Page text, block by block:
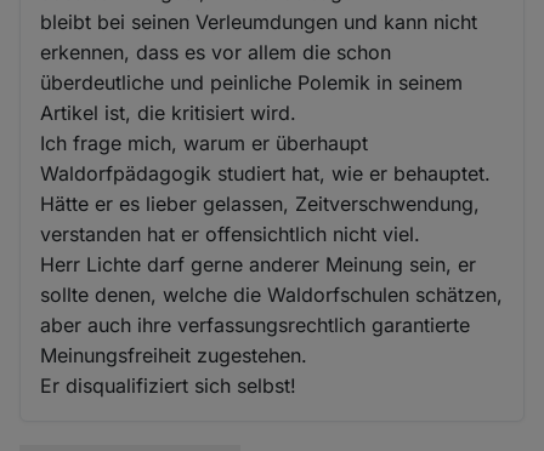
bleibt bei seinen Verleumdungen und kann nicht
erkennen, dass es vor allem die schon
überdeutliche und peinliche Polemik in seinem
Artikel ist, die kritisiert wird.
Ich frage mich, warum er überhaupt
Waldorfpädagogik studiert hat, wie er behauptet.
Hätte er es lieber gelassen, Zeitverschwendung,
verstanden hat er offensichtlich nicht viel.
Herr Lichte darf gerne anderer Meinung sein, er
sollte denen, welche die Waldorfschulen schätzen,
aber auch ihre verfassungsrechtlich garantierte
Meinungsfreiheit zugestehen.
Er disqualifiziert sich selbst!